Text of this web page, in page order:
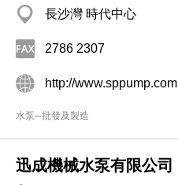
長沙灣 時代中心
2786 2307
http://www.sppump.com
水泵─批發及製造
迅成機械水泵有限公司